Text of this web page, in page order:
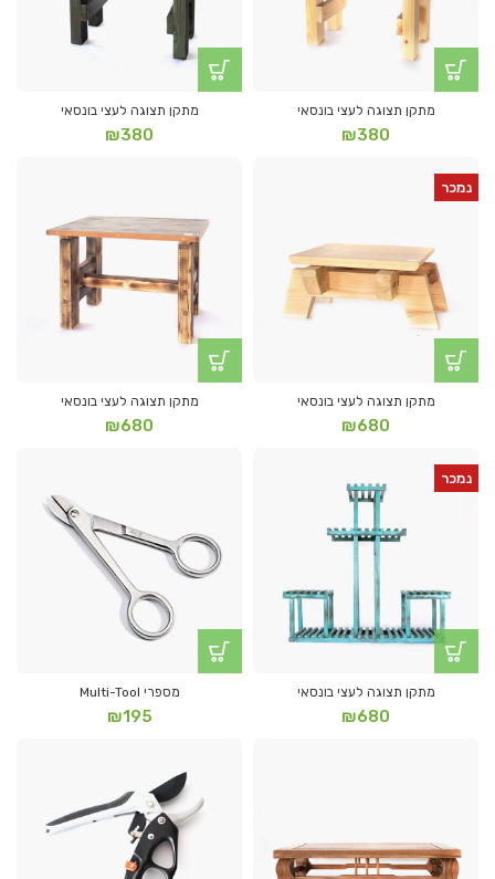
מתקן תצוגה לעצי בונסאי
₪380
מתקן תצוגה לעצי בונסאי
₪380
נמכר
מתקן תצוגה לעצי בונסאי
₪680
מתקן תצוגה לעצי בונסאי
₪680
נמכר
מתקן תצוגה לעצי בונסאי
₪680
מספרי Multi-Tool
₪195